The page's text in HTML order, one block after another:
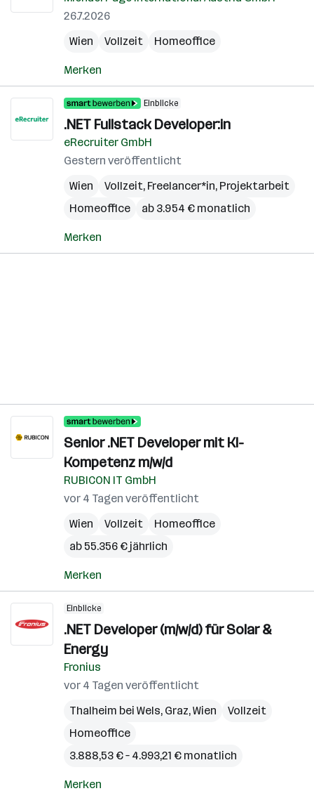
26.7.2026
Wien
Vollzeit Homeoffice
Merken
Einblicke
.NET Fullstack Developer:in
eRecruiter GmbH
Gestern veröffentlicht
Wien
Vollzeit, Freelancer*in, Projektarbeit
Homeoffice
ab 3.954 € monatlich
Merken
Senior .NET Developer mit KI-
Kompetenz m/w/d
RUBICON IT GmbH
vor 4 Tagen veröffentlicht
Wien
Vollzeit
Homeoffice
ab 55.356 € jährlich
Merken
Einblicke
.NET Developer (m/w/d) für Solar &
Energy
Fronius
vor 4 Tagen veröffentlicht
Thalheim bei Wels, Graz,Wien
Vollzeit
Homeoffice
3.888,53 € – 4.993,21 € monatlich
Merken